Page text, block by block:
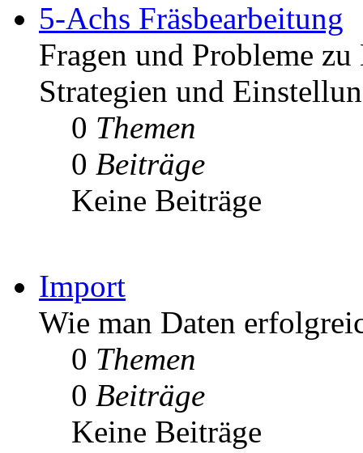
5-Achs Fräsbearbeitung
Fragen und Probleme
Strategien und
0 Themen
0 Beiträge
Keine Beiträge
Import
Wie man Daten
0 Themen
0 Beiträge
Keine Beiträge